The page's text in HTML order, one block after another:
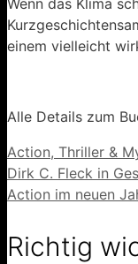
Wenn das Klima
einem vielleicht
Alle Details zum
Kategorien
Action, Thriller &
Dirk C. Fleck in
Action im neuen
Richtig